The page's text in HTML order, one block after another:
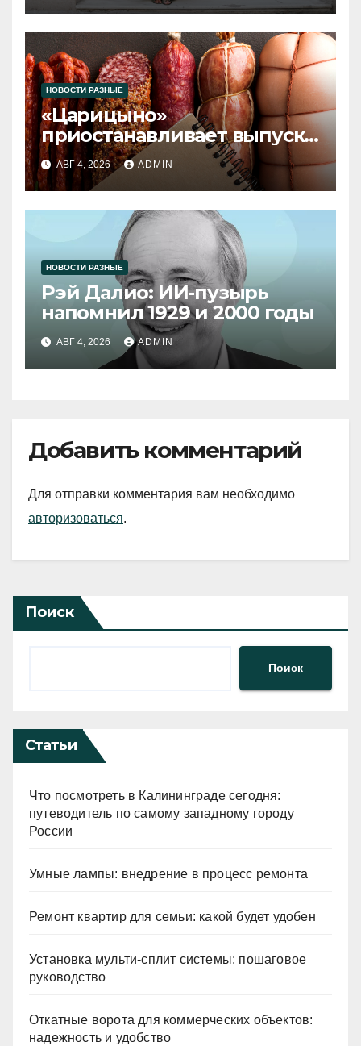
НОВОСТИ РАЗНЫЕ
«Царицыно»
приостанавливает выпуск
продукции
АВГ 4, 2026 ADMIN
НОВОСТИ РАЗНЫЕ
Рэй Далио: ИИ-пузырь
напомнил 1929 и 2000 годы
АВГ 4, 2026 ADMIN
Добавить комментарий
Для отправки комментария вам необходимо
авторизоваться.
Поиск
Поиск
Статьи
Что посмотреть в Калининграде сегодня:
путеводитель по самому западному городу
России
Умные лампы: внедрение в процесс ремонта
Ремонт квартир для семьи: какой будет удобен
Установка мульти-сплит системы: пошаговое
руководство
Откатные ворота для коммерческих объектов:
надежность и удобство